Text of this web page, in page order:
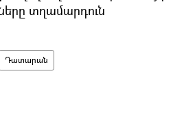
տղամարդուն
Դատարան